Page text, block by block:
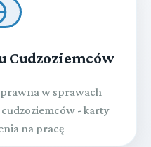
Cudzoziemców
w sprawach
- karty
na pracę